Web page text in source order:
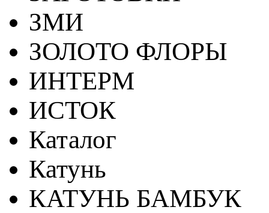
ЗМИ
ЗОЛОТО ФЛОРЫ
ИНТЕРМ
ИСТОК
Каталог
Катунь
КАТУНЬ БАМБУК